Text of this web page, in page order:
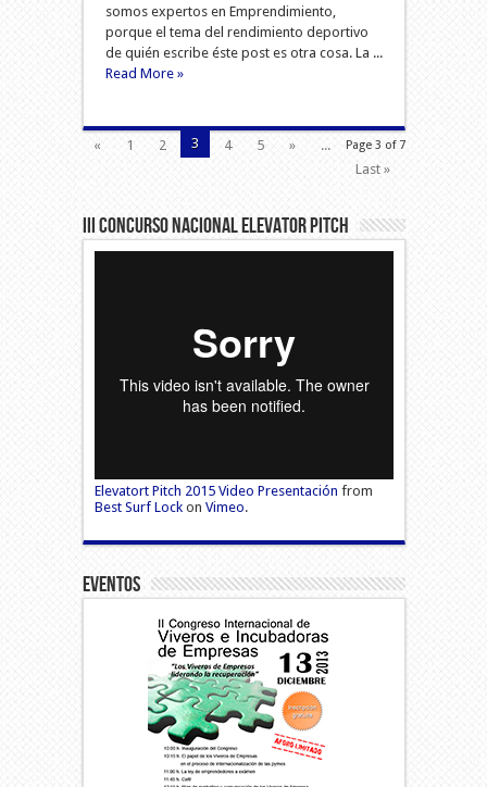
somos expertos en Emprendimiento,
porque el tema del rendimiento deportivo
de quién escribe éste post es otra cosa. La ...
Read More »
Page 3 of 7
« 1 2 3 4 5 »
...
Last »
III Concurso Nacional Elevator Pitch
Elevatort Pitch 2015 Video Presentación from
Best Surf Lockon Vimeo.
Eventos